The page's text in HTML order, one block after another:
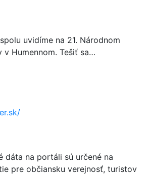
uvidíme na 21. Národnom
Humennom. Tešiť sa…
dáta na portáli sú určené na
pre občiansku verejnosť, turistov